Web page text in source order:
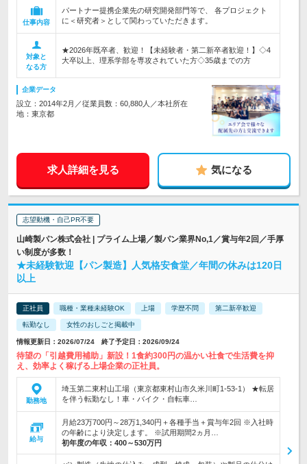
仕事内容
パートナー提携企業先の研究開発部門等で、 各プロジェクト
に＜研究者＞として関わっていただきます。
対象と
なる方
★2026年既卒者、歓迎！【未経験者・第二新卒者歓迎！】◇4
大卒以上、理系学部を専攻されていた方◇35歳までの方
企業データ
設立：2014年2月／従業員数：60,880人／本社所在
地：東京都
求人詳細を見る 気になる
志望動機・自己PR不要
山崎製パン株式会社 | プライム上場／製パン業界No,1／賞与年2回／手厚
い制度が多数！
★未経験歓迎【パン製造】人気格安食堂／年間の休みは120日
以上
正社員 職種・業種未経験OK 上場 学歴不問 第二新卒歓迎
転勤なし 女性のおしごと掲載中
情報更新日：2026/07/24 終了予定日：2026/09/24
待望の「引越費用補助」新設！1食約300円の温かい社食で生活費を抑
え、効率よく稼げる上場企業の正社員。
勤務地
埼玉第二東村山工場（東京都東村山市久米川町1-53-1） ★転居
を伴う転勤なし！車・バイク・自転車…
給与
月給23万700円～28万1,340円＋各種手当＋賞与年2回 ※入社時
の年齢により決定します。 ※試用期間2ヵ月…
初年度の年収： 400～530万円